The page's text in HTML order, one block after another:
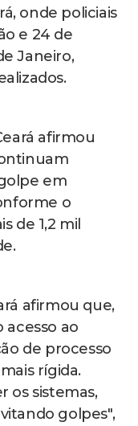
onde policiais
e 24 de
Janeiro,
afirmou
em
o
de 1,2 mil
afirmou que,
acesso ao
de processo
rígida.
os sistemas,
golpes",